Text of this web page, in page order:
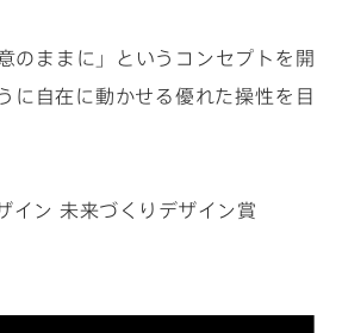
のままに」というコンセプトを開
に自在に動かせる優れた操性を目
イン 未来づくりデザイン賞